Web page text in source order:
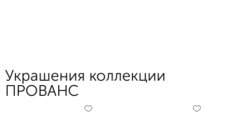
Украшения коллекции
ПРОВАНС